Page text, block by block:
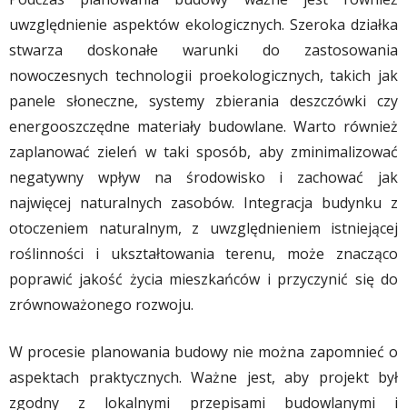
uwzględnienie aspektów ekologicznych. Szeroka działka
stwarza doskonałe warunki do zastosowania
nowoczesnych technologii proekologicznych, takich jak
panele słoneczne, systemy zbierania deszczówki czy
energooszczędne materiały budowlane. Warto również
zaplanować zieleń w taki sposób, aby zminimalizować
negatywny wpływ na środowisko i zachować jak
najwięcej naturalnych zasobów. Integracja budynku z
otoczeniem naturalnym, z uwzględnieniem istniejącej
roślinności i ukształtowania terenu, może znacząco
poprawić jakość życia mieszkańców i przyczynić się do
zrównoważonego rozwoju.
W procesie planowania budowy nie można zapomnieć o
aspektach praktycznych. Ważne jest, aby projekt był
zgodny z lokalnymi przepisami budowlanymi i